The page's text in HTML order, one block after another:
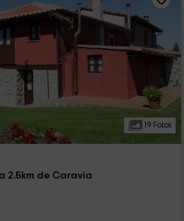
19 Fotos
2.5km de Caravia